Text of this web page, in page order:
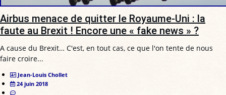
Airbus menace de quitter le Royaume-Uni : la
faute au Brexit ! Encore une « fake news » ?
A cause du Brexit… C'est, en tout cas, ce que l'on tente de nous
faire croire...
Jean-Louis Chollet
24 juin 2018